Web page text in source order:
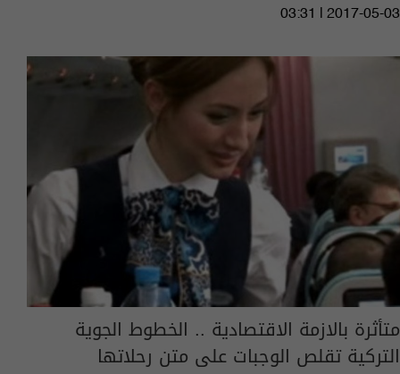
03:31 | 2017-05-03
متأثرة بالازمة الاقتصادية .. الخطوط الجوية
التركية تقلص الوجبات على متن رحلاتها